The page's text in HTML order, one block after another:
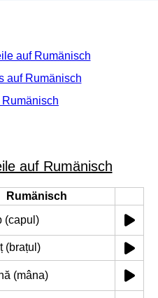
auf Rumänisch
auf Rumänisch
auf Rumänisch
Rumänisch
(capul)
(brațul)
(mâna)